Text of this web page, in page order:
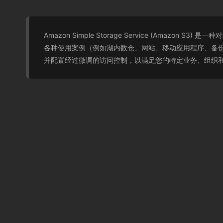
Amazon Simple Storage Service (Amazon S3) 是一种
各种使用案例（例如湖内数仓、网站、移动应用程序、
并配置经过微调的访问控制，以满足您的特定业务、组